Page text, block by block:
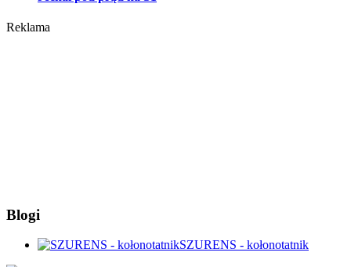
Reklama
Blogi
SZURENS - kołonotatnik